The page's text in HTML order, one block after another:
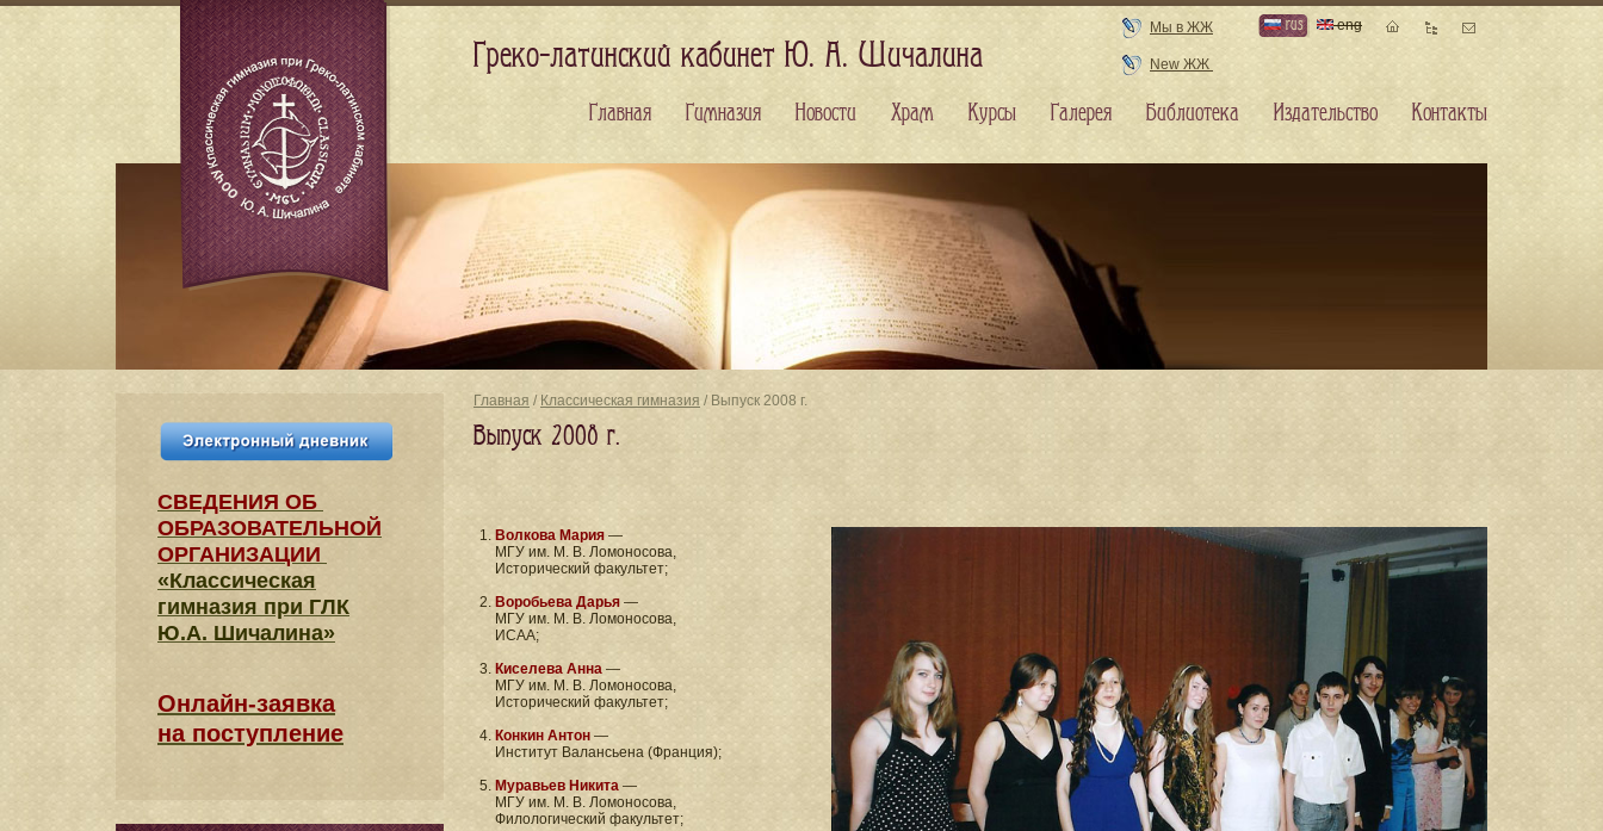
Главная / Классическая гимназия / Выпуск 2008 г.
Выпуск 2008 г.
Волкова Мария —
МГУ им. М. В. Ломоносова,
Исторический факультет;
Воробьева Дарья —
МГУ им. М. В. Ломоносова,
ИСАА;
Киселева Анна —
МГУ им. М. В. Ломоносова,
Исторический факультет;
Конкин Антон —
Институт Валансьена (Франция);
Муравьев Никита —
МГУ им. М. В. Ломоносова,
Филологический факультет;
СВЕДЕНИЯ​ ОБ
ОБРАЗОВАТЕЛЬНОЙ
ОРГАНИЗАЦИИ
«Классическая
гимназия при ГЛК
Ю.А. Шичалина»
Онлайн-заявка
на поступление
Греко-латинский кабинет Ю. А. Шичалина
Мы в ЖЖ
New ЖЖ
rus eng
Главная Гимназия Новости Храм Курсы Галерея Библиотека Издательство Контакты